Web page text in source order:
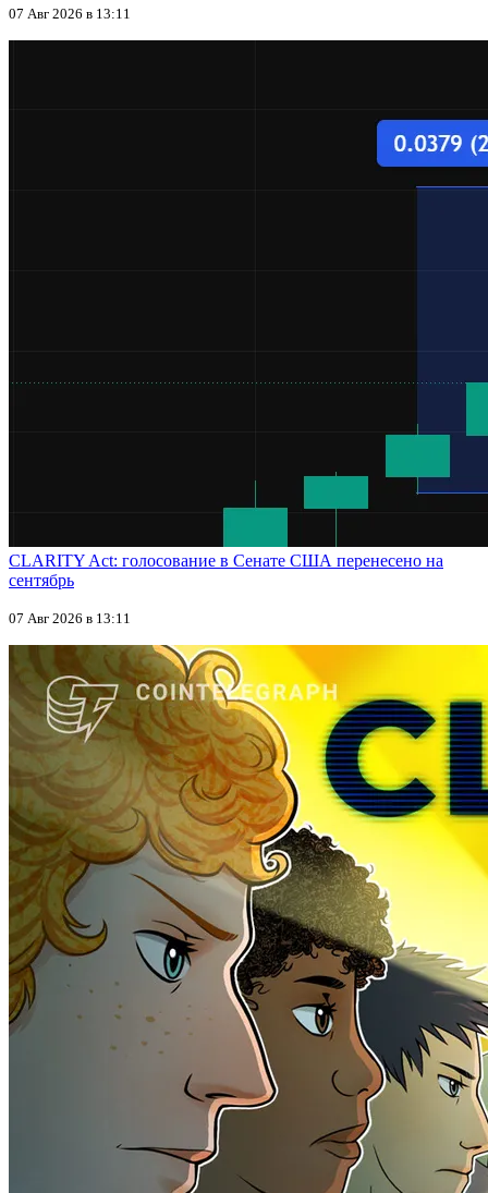
07 Авг 2026 в 13:11
CLARITY Act: голосование в Сенате США перенесено на
сентябрь
07 Авг 2026 в 13:11